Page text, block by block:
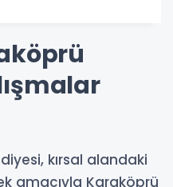
kırsal alandaki
amacıyla Karaköprü